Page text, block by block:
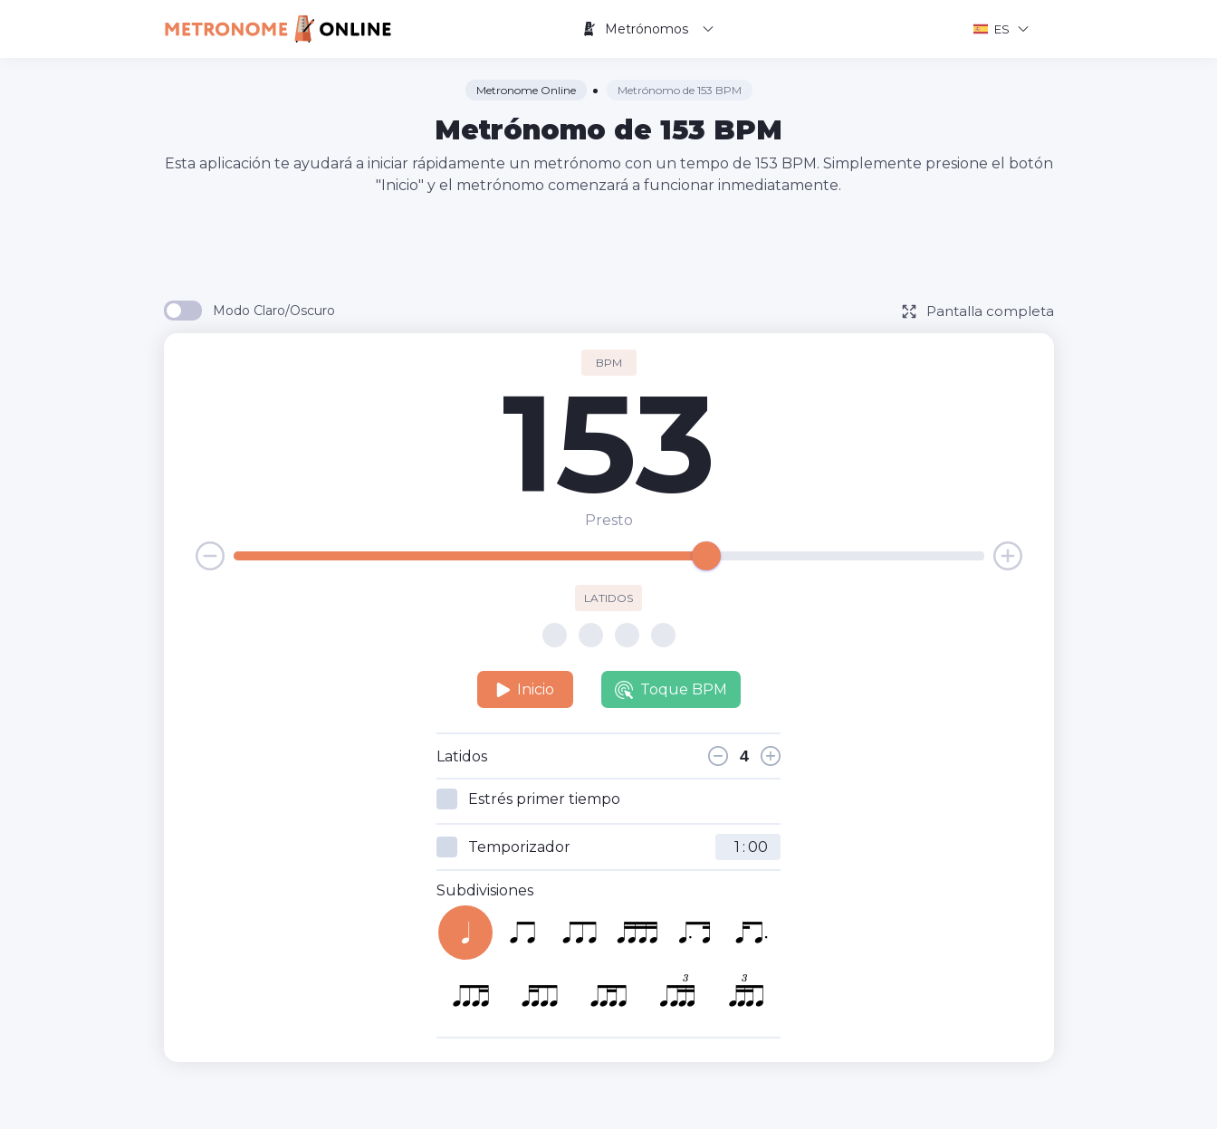
Metrónomos ES
Metronome Online Metrónomo de 153 BPM
Metrónomo de 153 BPM
Esta aplicación te ayudará a iniciar rápidamente un metrónomo con un tempo de 153 BPM. Simplemente presione el botón
"Inicio" y el metrónomo comenzará a funcionar inmediatamente.
Modo Claro/Oscuro Pantalla completa
BPM
153
Presto
LATIDOS
Inicio Toque BPM
Latidos
Estrés primer tiempo
Temporizador :
Subdivisiones